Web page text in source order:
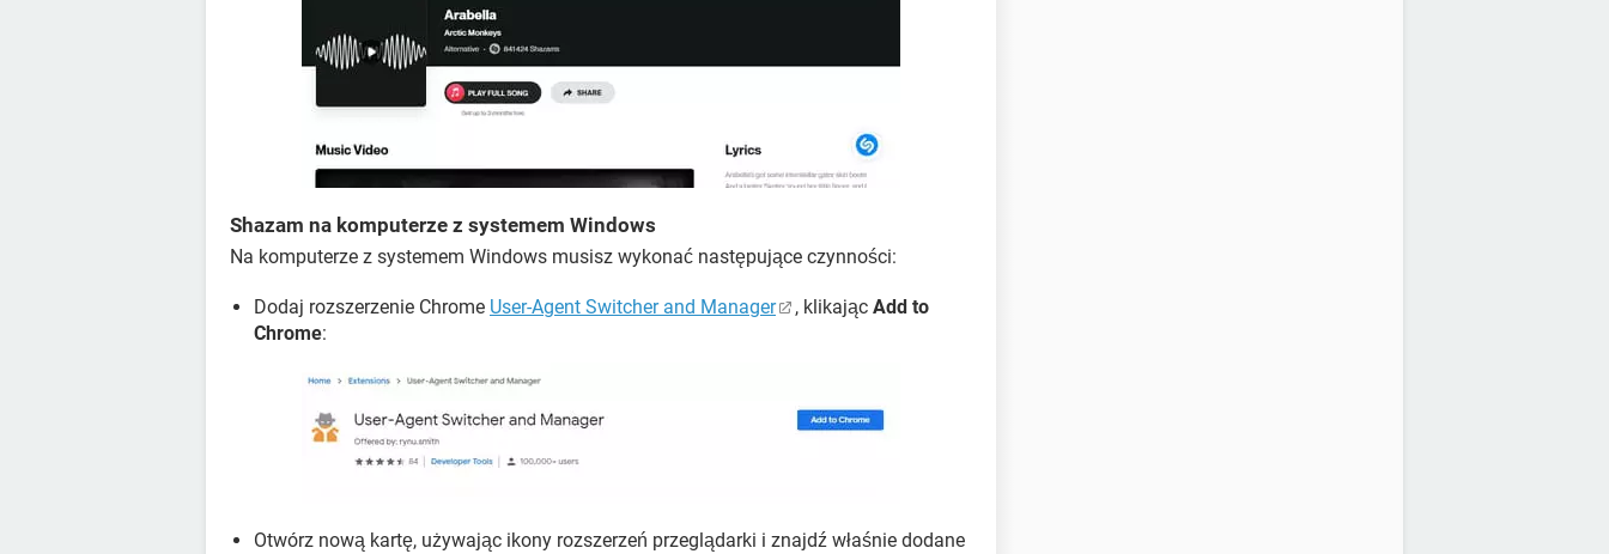
Shazam na komputerze z systemem Windows
Na komputerze z systemem Windows musisz wykonać następujące czynności:
Dodaj rozszerzenie Chrome User-Agent Switcher and Manager , klikając Add to
Chrome:
Otwórz nową kartę, używając ikony rozszerzeń przeglądarki i znajdź właśnie dodane